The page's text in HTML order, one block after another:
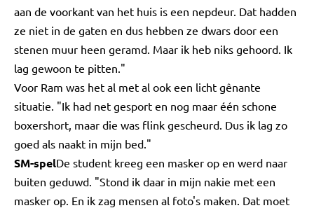
aan de voorkant van het huis is een nepdeur. Dat hadden
ze niet in de gaten en dus hebben ze dwars door een
stenen muur heen geramd. Maar ik heb niks gehoord. Ik
lag gewoon te pitten."
Voor Ram was het al met al ook een licht gênante
situatie. "Ik had net gesport en nog maar één schone
boxershort, maar die was flink gescheurd. Dus ik lag zo
goed als naakt in mijn bed."
SM-spelDe student kreeg een masker op en werd naar
buiten geduwd. "Stond ik daar in mijn nakie met een
masker op. En ik zag mensen al foto's maken. Dat moet